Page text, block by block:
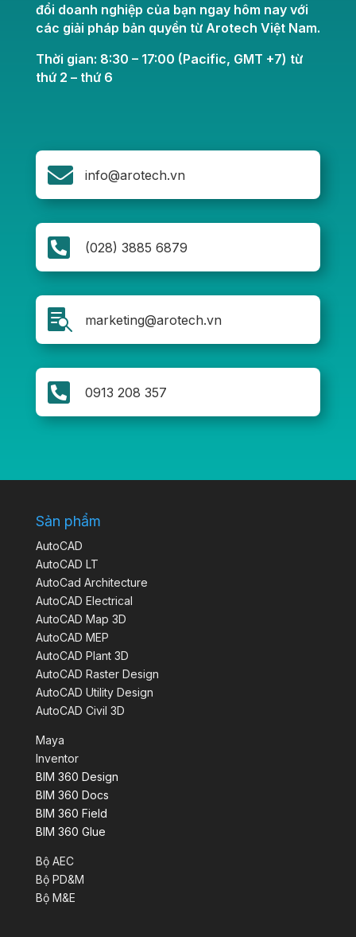
đổi doanh nghiệp của bạn ngay hôm nay với
các giải pháp bản quyền từ Arotech Việt Nam.
Thời gian: 8:30 – 17:00 (Pacific, GMT +7) từ
thứ 2 – thứ 6
 info@arotech.vn
 (028) 3885 6879
 marketing@arotech.vn
 0913 208 357
Sản phẩm
AutoCAD
AutoCAD LT
AutoCad Architecture
AutoCAD Electrical
AutoCAD Map 3D
AutoCAD MEP
AutoCAD Plant 3D
AutoCAD Raster Design
AutoCAD Utility Design
AutoCAD Civil 3D
Maya
Inventor
BIM 360 Design
BIM 360 Docs
BIM 360 Field
BIM 360 Glue
Bộ AEC
Bộ PD&M
Bộ M&E